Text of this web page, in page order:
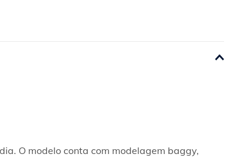
O modelo conta com modelagem baggy,